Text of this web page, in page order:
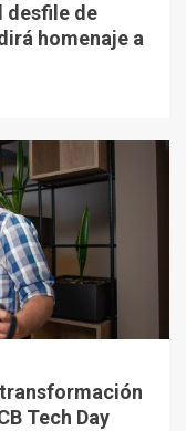
desfile de
homenaje a
Tech Day